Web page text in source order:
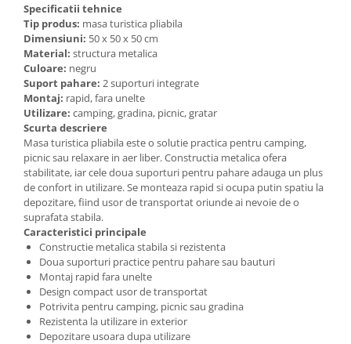
Specificatii tehnice
Tip produs: masa turistica pliabila
Dimensiuni: 50 x 50 x 50 cm
Material: structura metalica
Culoare: negru
Suport pahare: 2 suporturi integrate
Montaj: rapid, fara unelte
Utilizare: camping, gradina, picnic, gratar
Scurta descriere
Masa turistica pliabila este o solutie practica pentru camping,
picnic sau relaxare in aer liber. Constructia metalica ofera
stabilitate, iar cele doua suporturi pentru pahare adauga un plus
de confort in utilizare. Se monteaza rapid si ocupa putin spatiu la
depozitare, fiind usor de transportat oriunde ai nevoie de o
suprafata stabila.
Caracteristici principale
Constructie metalica stabila si rezistenta
Doua suporturi practice pentru pahare sau bauturi
Montaj rapid fara unelte
Design compact usor de transportat
Potrivita pentru camping, picnic sau gradina
Rezistenta la utilizare in exterior
Depozitare usoara dupa utilizare